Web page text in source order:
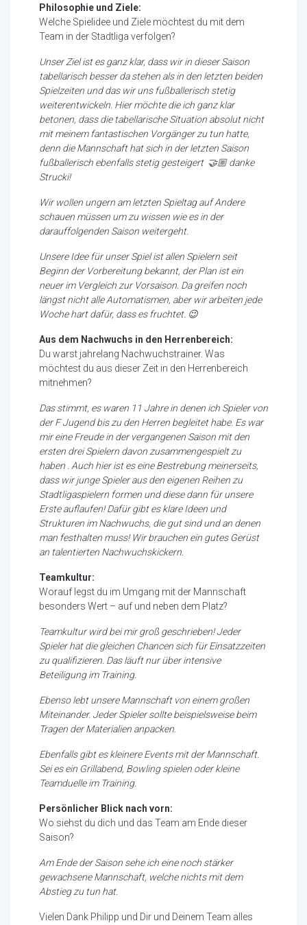
Philosophie und Ziele:
Welche Spielidee und Ziele möchtest du mit dem
Team in der Stadtliga verfolgen?
Unser Ziel ist es ganz klar, dass wir in dieser Saison
tabellarisch besser da stehen als in den letzten beiden
Spielzeiten und das wir uns fußballerisch stetig
weiterentwickeln. Hier möchte die ich ganz klar
betonen, dass die tabellarische Situation absolut nicht
mit meinem fantastischen Vorgänger zu tun hatte,
denn die Mannschaft hat sich in der letzten Saison
fußballerisch ebenfalls stetig gesteigert 🤝🏼 danke
Strucki!
Wir wollen ungern am letzten Spieltag auf Andere
schauen müssen um zu wissen wie es in der
darauffolgenden Saison weitergeht.
Unsere Idee für unser Spiel ist allen Spielern seit
Beginn der Vorbereitung bekannt, der Plan ist ein
neuer im Vergleich zur Vorsaison. Da greifen noch
längst nicht alle Automatismen, aber wir arbeiten jede
Woche hart dafür, dass es fruchtet. 😉
Aus dem Nachwuchs in den Herrenbereich:
Du warst jahrelang Nachwuchstrainer. Was
möchtest du aus dieser Zeit in den Herrenbereich
mitnehmen?
Das stimmt, es waren 11 Jahre in denen ich Spieler von
der F Jugend bis zu den Herren begleitet habe. Es war
mir eine Freude in der vergangenen Saison mit den
ersten drei Spielern davon zusammengespielt zu
haben . Auch hier ist es eine Bestrebung meinerseits,
dass wir junge Spieler aus den eigenen Reihen zu
Stadtligaspielern formen und diese dann für unsere
Erste auflaufen! Dafür gibt es klare Ideen und
Strukturen im Nachwuchs, die gut sind und an denen
man festhalten muss! Wir brauchen ein gutes Gerüst
an talentierten Nachwuchskickern.
Teamkultur:
Worauf legst du im Umgang mit der Mannschaft
besonders Wert – auf und neben dem Platz?
Teamkultur wird bei mir groß geschrieben! Jeder
Spieler hat die gleichen Chancen sich für Einsatzzeiten
zu qualifizieren. Das läuft nur über intensive
Beteiligung im Training.
Ebenso lebt unsere Mannschaft von einem großen
Miteinander. Jeder Spieler sollte beispielsweise beim
Tragen der Materialien anpacken.
Ebenfalls gibt es kleinere Events mit der Mannschaft.
Sei es ein Grillabend, Bowling spielen oder kleine
Teamduelle im Training.
Persönlicher Blick nach vorn:
Wo siehst du dich und das Team am Ende dieser
Saison?
Am Ende der Saison sehe ich eine noch stärker
gewachsene Mannschaft, welche nichts mit dem
Abstieg zu tun hat.
Vielen Dank Philipp und Dir und Deinem Team alles